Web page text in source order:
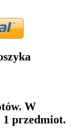
W
1 przedmiot.